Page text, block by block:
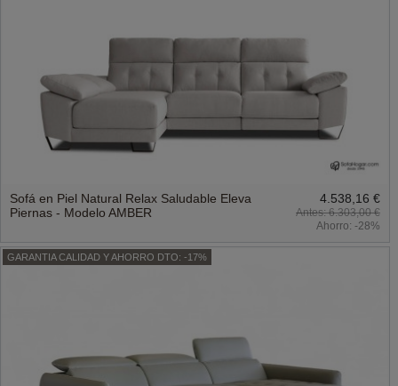
Sofá en Piel Natural Relax Saludable Eleva
Piernas - Modelo AMBER
4.538,16 €
6.303,00 €
Ahorro: -28%
GARANTIA CALIDAD Y AHORRO DTO: -17%